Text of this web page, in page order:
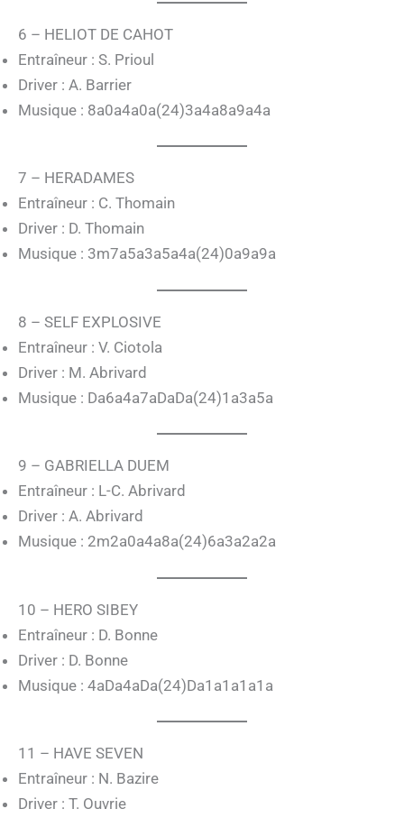
6 – HELIOT DE CAHOT
Entraîneur : S. Prioul
Driver : A. Barrier
Musique : 8a0a4a0a(24)3a4a8a9a4a
7 – HERADAMES
Entraîneur : C. Thomain
Driver : D. Thomain
Musique : 3m7a5a3a5a4a(24)0a9a9a
8 – SELF EXPLOSIVE
Entraîneur : V. Ciotola
Driver : M. Abrivard
Musique : Da6a4a7aDaDa(24)1a3a5a
9 – GABRIELLA DUEM
Entraîneur : L-C. Abrivard
Driver : A. Abrivard
Musique : 2m2a0a4a8a(24)6a3a2a2a
10 – HERO SIBEY
Entraîneur : D. Bonne
Driver : D. Bonne
Musique : 4aDa4aDa(24)Da1a1a1a1a
11 – HAVE SEVEN
Entraîneur : N. Bazire
Driver : T. Ouvrie